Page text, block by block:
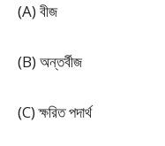
(A) বীজ
(B) অন্তর্বীজ
(C) ক্ষরিত পদার্থ